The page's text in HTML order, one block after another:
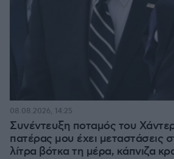
Συνέντευξη ποταμός του
πατέρας μου έχει μεταστάσεις
λίτρα βότκα τη μέρα, κάπνιζα
08.08.2026, 14:25